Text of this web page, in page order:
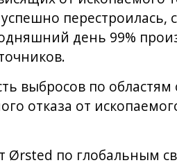
перестроилась,
день 99%
выбросов по областям
отказа от
Ørsted по глобальным